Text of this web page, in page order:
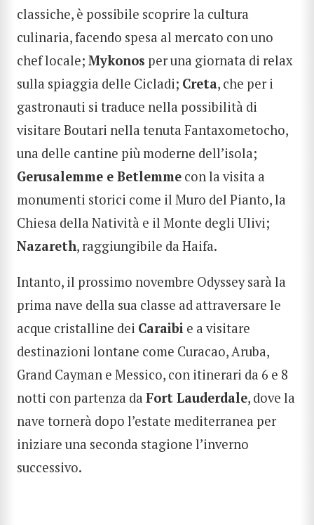
CERCA
classiche, è possibile scoprire la cultura
culinaria, facendo spesa al mercato con uno
chef locale; Mykonos per una giornata di relax
sulla spiaggia delle Cicladi; Creta, che per i
gastronauti si traduce nella possibilità di
visitare Boutari nella tenuta Fantaxometocho,
una delle cantine più moderne dell’isola;
Gerusalemme e Betlemme con la visita a
monumenti storici come il Muro del Pianto, la
Chiesa della Natività e il Monte degli Ulivi;
Nazareth, raggiungibile da Haifa.
Intanto, il prossimo novembre Odyssey sarà la
prima nave della sua classe ad attraversare le
acque cristalline dei Caraibi e a visitare
destinazioni lontane come Curacao, Aruba,
Grand Cayman e Messico, con itinerari da 6 e 8
notti con partenza da Fort Lauderdale, dove la
nave tornerà dopo l’estate mediterranea per
iniziare una seconda stagione l’inverno
successivo.